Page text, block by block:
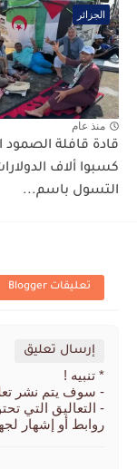
الجزائر
منذ عام
قادة قافلة الصمود
كسبوا ألاف
التسول باسم...
تعليقات Blogger
إرسال تعليق
* تنبيه !
- سوف يتم نشر
- التعاليق التي
روابط أو إشهار